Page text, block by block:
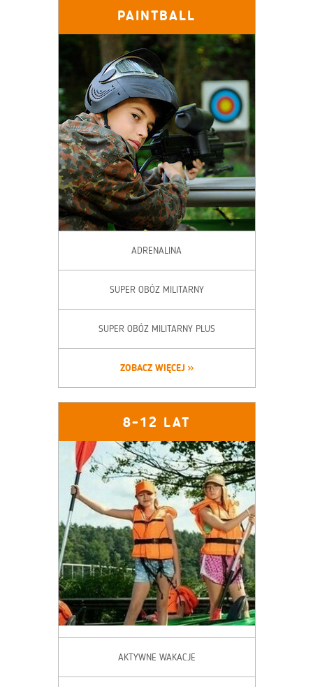
PAINTBALL
ADRENALINA
SUPER OBÓZ MILITARNY
SUPER OBÓZ MILITARNY PLUS
ZOBACZ WIĘCEJ
8-12 LAT
AKTYWNE WAKACJE